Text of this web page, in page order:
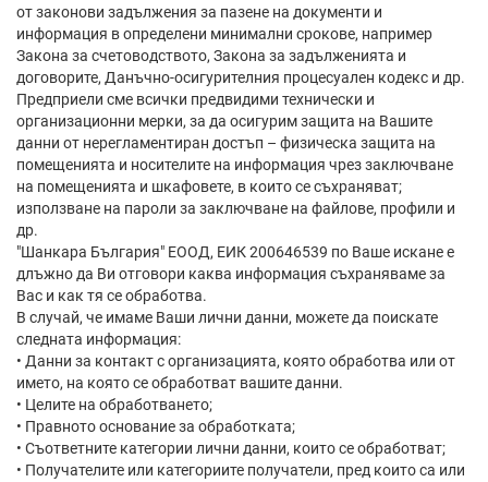
от законови задължения за пазене на документи и
информация в определени минимални срокове, например
Закона за счетоводството, Закона за задълженията и
договорите, Данъчно-осигурителния процесуален кодекс и др.
Предприели сме всички предвидими технически и
организационни мерки, за да осигурим защита на Вашите
данни от нерегламентиран достъп – физическа защита на
помещенията и носителите на информация чрез заключване
на помещенията и шкафовете, в които се съхраняват;
използване на пароли за заключване на файлове, профили и
др.
"Шанкара България" ЕООД, ЕИК 200646539 по Ваше искане е
длъжно да Ви отговори каква информация съхраняваме за
Вас и как тя се обработва.
В случай, че имаме Ваши лични данни, можете да поискате
следната информация:
• Данни за контакт с организацията, която обработва или от
името, на която се обработват вашите данни.
• Целите на обработването;
• Правното основание за обработката;
• Съответните категории лични данни, които се обработват;
• Получателите или категориите получатели, пред които са или